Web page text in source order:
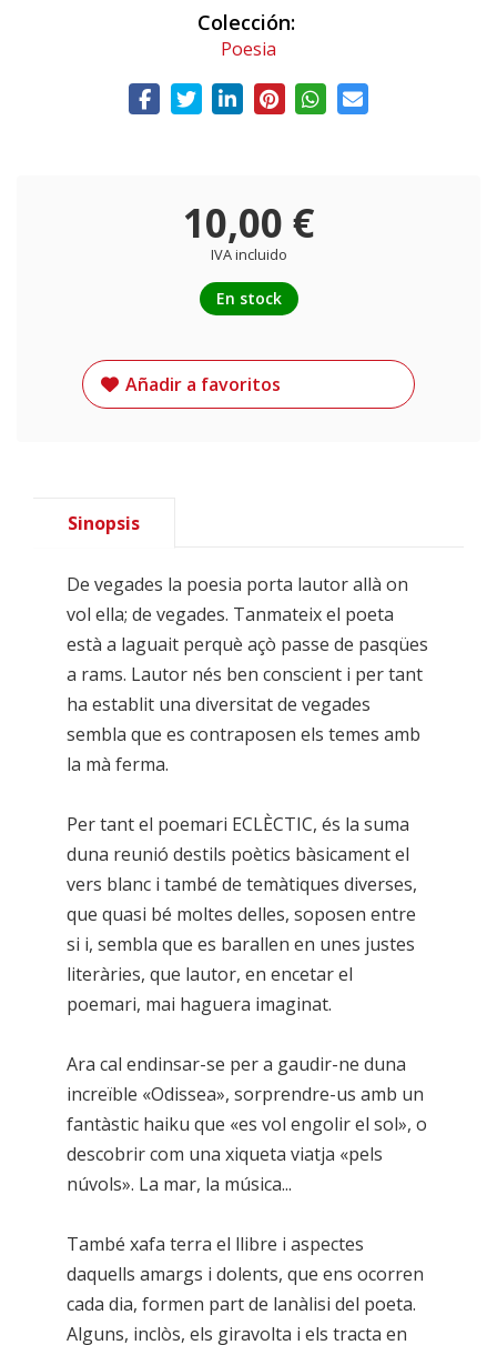
Colección:
Poesia
10,00 €
IVA incluido
En stock
Añadir a favoritos
Sinopsis
De vegades la poesia porta lautor allà on
vol ella; de vegades. Tanmateix el poeta
està a laguait perquè açò passe de pasqües
a rams. Lautor nés ben conscient i per tant
ha establit una diversitat de vegades
sembla que es contraposen els temes amb
la mà ferma.
Per tant el poemari ECLÈCTIC, és la suma
duna reunió destils poètics bàsicament el
vers blanc i també de temàtiques diverses,
que quasi bé moltes delles, soposen entre
si i, sembla que es barallen en unes justes
literàries, que lautor, en encetar el
poemari, mai haguera imaginat.
Ara cal endinsar-se per a gaudir-ne duna
increïble «Odissea», sorprendre-us amb un
fantàstic haiku que «es vol engolir el sol», o
descobrir com una xiqueta viatja «pels
núvols». La mar, la música...
També xafa terra el llibre i aspectes
daquells amargs i dolents, que ens ocorren
cada dia, formen part de lanàlisi del poeta.
Alguns, inclòs, els giravolta i els tracta en